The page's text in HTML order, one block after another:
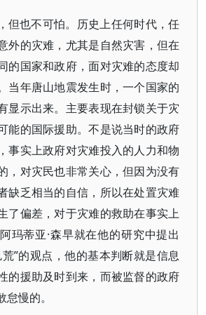
但也不可怕。历史上任何时代，任
外的灾难，尤其是自然灾害，但在
的国家和政府，面对灾难的态度却
当年唐山地震发生时，一个国家的
显示出来。主要表现在封锁关于灾
能的国际援助。不是说当时的政府
事实上政府对灾难投入的人力和物
，对灾民也非常关心，但因为没有
缺乏相当的自信，所以在处置灾难
了偏差，对于灾难的救助在事实上
玛蒂亚·森早就在他的研究中提出
”的观点，他的基本判断就是信息
的援助及时到来，而被监督的政府
慢的。